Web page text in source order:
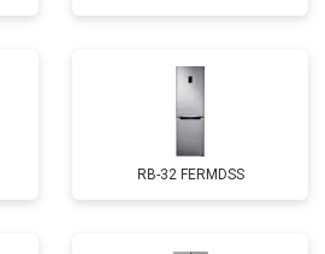
RB-32 FERMDSS